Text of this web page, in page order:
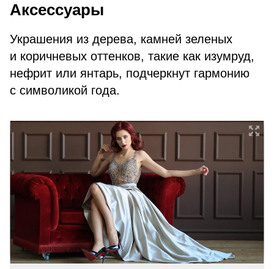
Аксессуары
Украшения из дерева, камней зеленых
и коричневых оттенков, такие как изумруд,
нефрит или янтарь, подчеркнут гармонию
с символикой года.